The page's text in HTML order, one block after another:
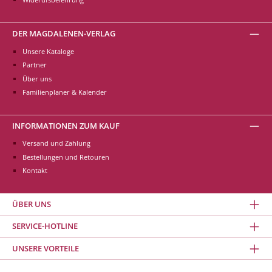
DER MAGDALENEN-VERLAG
Unsere Kataloge
Partner
Über uns
Familienplaner & Kalender
INFORMATIONEN ZUM KAUF
Versand und Zahlung
Bestellungen und Retouren
Kontakt
ÜBER UNS
SERVICE-HOTLINE
UNSERE VORTEILE